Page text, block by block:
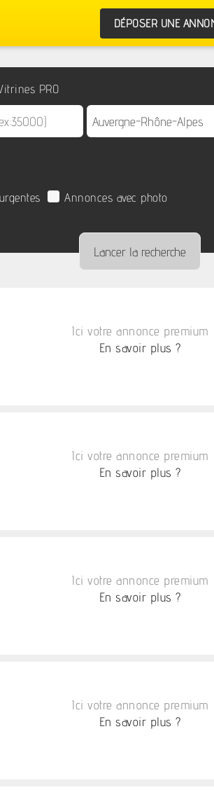
DÉPOSER UNE
PRO
Annonces avec photo
Ici votre annonce premium
En savoir plus ?
Ici votre annonce premium
En savoir plus ?
Ici votre annonce premium
En savoir plus ?
Ici votre annonce premium
En savoir plus ?